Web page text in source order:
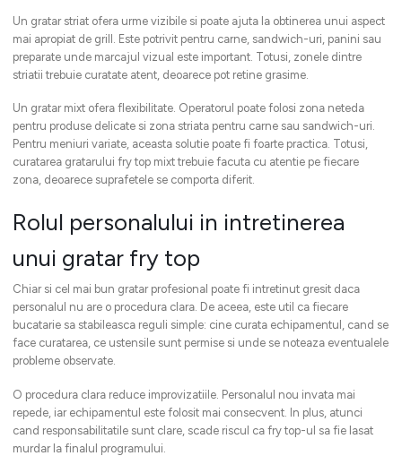
Un gratar striat ofera urme vizibile si poate ajuta la obtinerea unui aspect
mai apropiat de grill. Este potrivit pentru carne, sandwich-uri, panini sau
preparate unde marcajul vizual este important. Totusi, zonele dintre
striatii trebuie curatate atent, deoarece pot retine grasime.
Un gratar mixt ofera flexibilitate. Operatorul poate folosi zona neteda
pentru produse delicate si zona striata pentru carne sau sandwich-uri.
Pentru meniuri variate, aceasta solutie poate fi foarte practica. Totusi,
curatarea gratarului fry top mixt trebuie facuta cu atentie pe fiecare
zona, deoarece suprafetele se comporta diferit.
Rolul personalului in intretinerea
unui gratar fry top
Chiar si cel mai bun gratar profesional poate fi intretinut gresit daca
personalul nu are o procedura clara. De aceea, este util ca fiecare
bucatarie sa stabileasca reguli simple: cine curata echipamentul, cand se
face curatarea, ce ustensile sunt permise si unde se noteaza eventualele
probleme observate.
O procedura clara reduce improvizatiile. Personalul nou invata mai
repede, iar echipamentul este folosit mai consecvent. In plus, atunci
cand responsabilitatile sunt clare, scade riscul ca fry top-ul sa fie lasat
murdar la finalul programului.